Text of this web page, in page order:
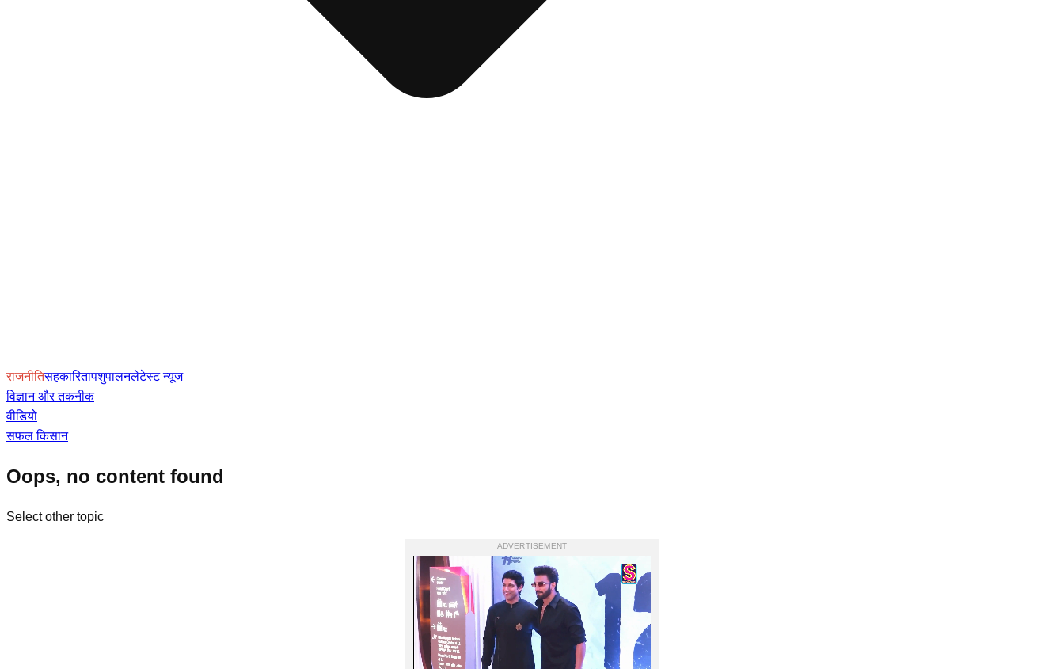
राजनीतिसहकारितापशुपालनलेटेस्ट न्यूज
विज्ञान और तकनीक
वीडियो
सफल किसान
Oops, no content found
Select other topic
ADVERTISEMENT